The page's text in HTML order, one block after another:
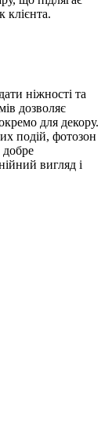
клієнта.
ніжності та
дозволяє
для декору.
подій, фотозон
добре
вигляд і